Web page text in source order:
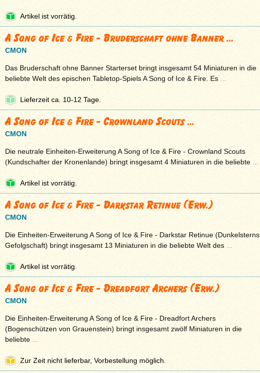
Artikel ist vorrätig.
A Song of Ice & Fire - Bruderschaft ohne Banner …
CMON
Das Bruderschaft ohne Banner Starterset bringt insgesamt 54 Miniaturen in die
beliebte Welt des epischen Tabletop-Spiels A Song of Ice & Fire. Es ...
Lieferzeit ca. 10-12 Tage.
A Song of Ice & Fire - Crownland Scouts …
CMON
Die neutrale Einheiten-Erweiterung A Song of Ice & Fire - Crownland Scouts
(Kundschafter der Kronenlande) bringt insgesamt 4 Miniaturen in die beliebte ...
Artikel ist vorrätig.
A Song of Ice & Fire - Darkstar Retinue (Erw.)
CMON
Die Einheiten-Erweiterung A Song of Ice & Fire - Darkstar Retinue (Dunkelsterns
Gefolgschaft) bringt insgesamt 13 Miniaturen in die beliebte Welt des ...
Artikel ist vorrätig.
A Song of Ice & Fire - Dreadfort Archers (Erw.)
CMON
Die Einheiten-Erweiterung A Song of Ice & Fire - Dreadfort Archers
(Bogenschützen von Grauenstein) bringt insgesamt zwölf Miniaturen in die
beliebte ...
Zur Zeit nicht lieferbar, Vorbestellung möglich.